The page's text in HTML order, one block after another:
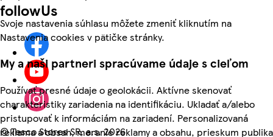
Svoje nastavenia súhlasu môžete zmeniť kliknutím na
Nastavenia cookies v pätičke stránky.
My a naši partneri spracúvame údaje s cieľom
Používať presné údaje o geolokácii. Aktívne skenovať
charakteristiky zariadenia na identifikáciu. Ukladať a/alebo
pristupovať k informáciám na zariadení. Personalizovaná
reklama a obsah, meranie reklamy a obsahu, prieskum publika
followUs
©Tesco Stores SR, a.s. 2026